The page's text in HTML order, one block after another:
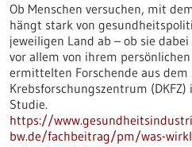
Ob Menschen versuchen, mit
hängt stark von
jeweiligen Land ab – ob sie
vor allem von ihrem
ermittelten Forschende aus dem
Krebsforschungszentrum
Studie.
https://
bw.de/fachbeitrag/pm/was-